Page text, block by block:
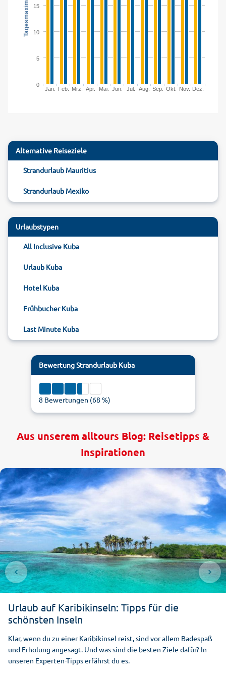
Jan. Feb. Mrz. Apr. Mai. Jun. Jul. Aug. Sep. Okt. Nov. Dez.
0
5
10
15
Alternative Reiseziele
Strandurlaub Mauritius
Strandurlaub Mexiko
Urlaubstypen
All Inclusive Kuba
Urlaub Kuba
Hotel Kuba
Frühbucher Kuba
Last Minute Kuba
BewertungStrandurlaub Kuba
8 Bewertungen (68 %)
1
5
3.4
Aus unserem alltours Blog: Reisetipps &
Inspirationen
Urlaub auf Karibikinseln: Tipps für die
schönsten Inseln
Klar, wenn du zu einer Karibikinsel reist, sind vor allem Badespaß
und Erholung angesagt. Und was sind die besten Ziele dafür? In
unseren Experten-Tipps erfährst du es.